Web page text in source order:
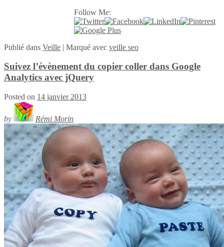
Follow Me:
Publié dans Veille | Marqué avec veille seo
Suivez l’évènement du copier coller dans Google
Analytics avec jQuery
Posted on 14 janvier 2013
by Rémi Morin